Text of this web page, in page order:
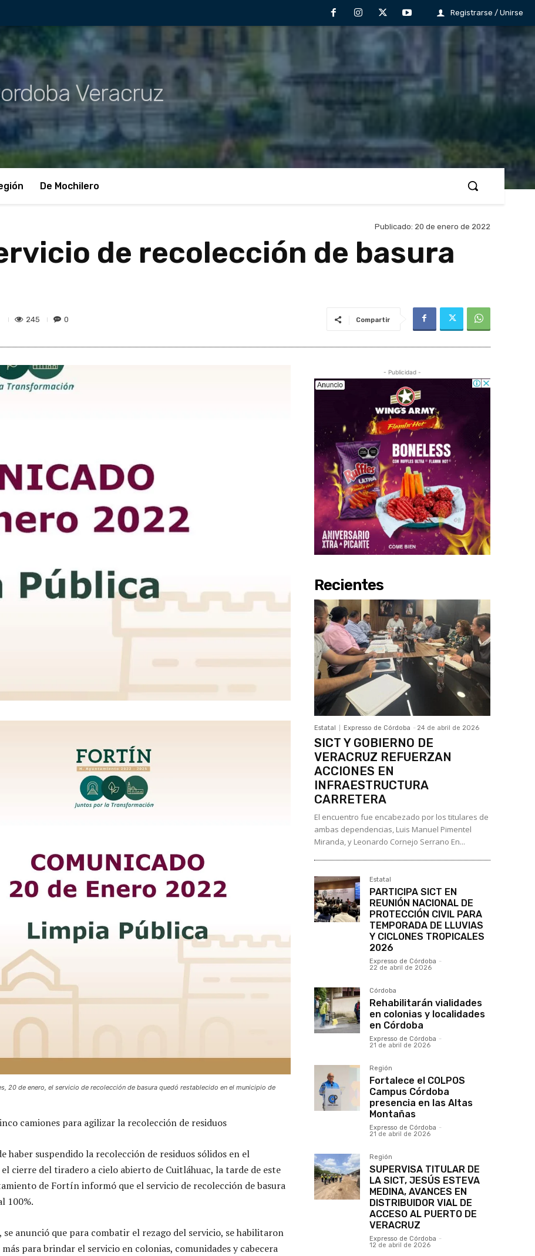
Registrarse / Unirse
Veracruz
De Mochilero
Publicado: 20 de enero de 2022
de recolección de basura
245 0 Compartir
20 de enero, el servicio de recolección de basura quedó restablecido en el municipio de
camiones para agilizar la recolección de residuos
haber suspendido la recolección de residuos sólidos en el
cierre del tiradero a cielo abierto de Cuitláhuac, la tarde de este
de Fortín informó que el servicio de recolección de basura
100%.
se anunció que para combatir el rezago del servicio, se habilitaron
para brindar el servicio en colonias, comunidades y cabecera
- Publicidad -
Recientes
Estatal Expresso de Córdoba - 24 de abril de 2026
SICT Y GOBIERNO DE
VERACRUZ REFUERZAN
ACCIONES EN
INFRAESTRUCTURA
CARRETERA
El encuentro fue encabezado por los titulares de
ambas dependencias, Luis Manuel Pimentel
Miranda, y Leonardo Cornejo Serrano En...
Estatal
PARTICIPA SICT EN
REUNIÓN NACIONAL DE
PROTECCIÓN CIVIL PARA
TEMPORADA DE LLUVIAS
Y CICLONES TROPICALES
2026
Expresso de Córdoba -
22 de abril de 2026
Córdoba
Rehabilitarán vialidades
en colonias y localidades
en Córdoba
Expresso de Córdoba -
21 de abril de 2026
Región
Fortalece el COLPOS
Campus Córdoba
presencia en las Altas
Montañas
Expresso de Córdoba -
21 de abril de 2026
Región
SUPERVISA TITULAR DE
LA SICT, JESÚS ESTEVA
MEDINA, AVANCES EN
DISTRIBUIDOR VIAL DE
ACCESO AL PUERTO DE
VERACRUZ
Expresso de Córdoba -
12 de abril de 2026